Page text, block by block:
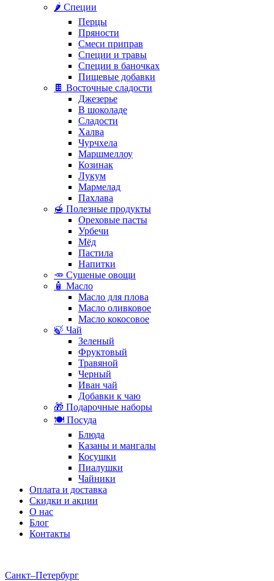
🌶️ Специи
Перцы
Пряности
Смеси приправ
Специи и травы
Специи в баночках
Пищевые добавки
🍫 Восточные сладости
Джезерье
В шоколаде
Сладости
Халва
Чурчхела
Маршмеллоу
Козинак
Лукум
Мармелад
Пахлава
🍯 Полезные продукты
Ореховые пасты
Урбечи
Мёд
Пастила
Напитки
🥕 Сушеные овощи
🧴 Масло
Масло для плова
Масло оливковое
Масло кокосовое
🍃 Чай
Зеленый
Фруктовый
Травяной
Черный
Иван чай
Добавки к чаю
🎁 Подарочные наборы
🍽️ Посуда
Блюда
Казаны и мангалы
Косушки
Пиалушки
Чайники
Оплата и доставка
Скидки и акции
О нас
Блог
Контакты
Санкт–Петербург